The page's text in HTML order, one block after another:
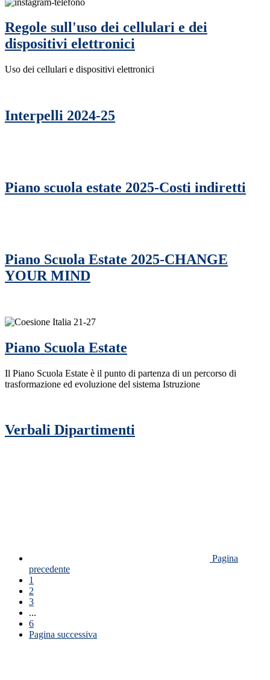
Regole sull'uso dei cellulari e dei
dispositivi elettronici
Uso dei cellulari e dispositivi elettronici
Interpelli 2024-25
Piano scuola estate 2025-Costi indiretti
Piano Scuola Estate 2025-CHANGE
YOUR MIND
Piano Scuola Estate
Il Piano Scuola Estate è il punto di partenza di un percorso di
trasformazione ed evoluzione del sistema Istruzione
Verbali Dipartimenti
Pagina
precedente
1
2
3
...
6
Pagina successiva